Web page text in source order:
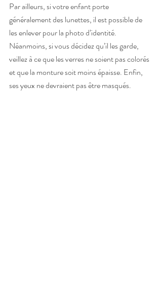
Par ailleurs, si votre enfant porte
généralement des lunettes, il est possible de
les enlever pour la photo d’identité.
Néanmoins, si vous décidez qu’il les garde,
veillez à ce que les verres ne soient pas colorés
et que la monture soit moins épaisse. Enfin,
ses yeux ne devraient pas être masqués.